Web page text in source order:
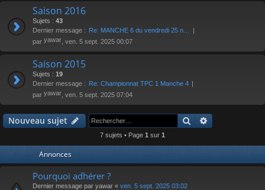
Saison 2016
Sujets : 43
Dernier message : Re: MANCHE 6 du vendredi 25 n…
par yawar , ven. 5 sept. 2025 00:07
Saison 2015
Sujets : 19
Dernier message : Re: Championnat TPC 1 Manche 4
par yawar , ven. 5 sept. 2025 07:04
Nouveau sujet Rechercher
7 sujets • Page 1 sur 1
Annonces
Pourquoi adhérer ?
Dernier message par yawar « ven. 5 sept. 2025 03:02